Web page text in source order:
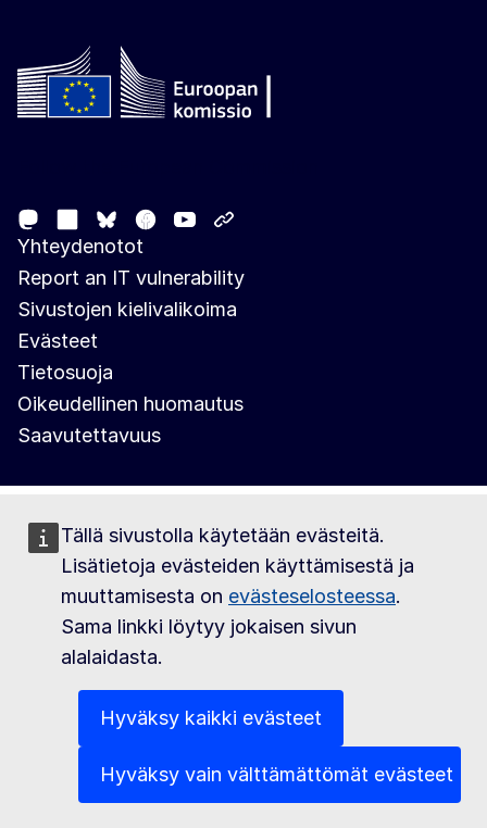
Tällä sivustolla käytetään evästeitä.
Lisätietoja evästeiden käyttämisestä ja
muuttamisesta on evästeselosteessa.
Sama linkki löytyy jokaisen sivun
alalaidasta.
Hyväksy kaikki evästeet
Hyväksy vain välttämättömät evästeet
MastodonLinkedIn
Bluesky
Facebook
Youtube
Yhteydenotot
Report an IT vulnerability
Sivustojen kielivalikoima
Evästeet
Tietosuoja
Oikeudellinen huomautus
Saavutettavuus